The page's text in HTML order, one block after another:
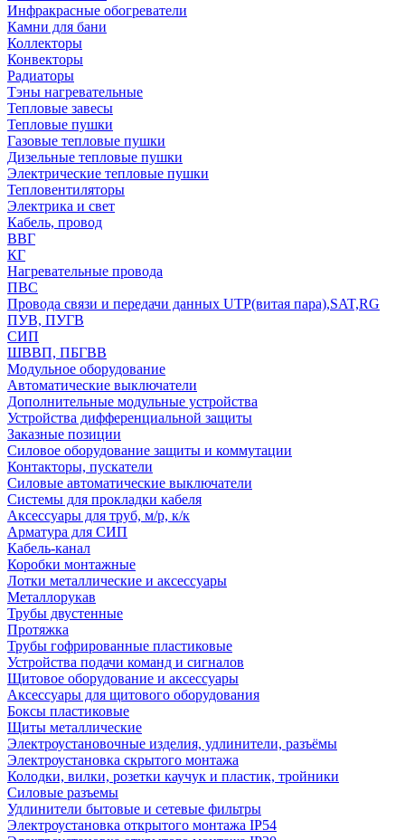
Инфракрасные обогреватели
Камни для бани
Коллекторы
Конвекторы
Радиаторы
Тэны нагревательные
Тепловые завесы
Тепловые пушки
Газовые тепловые пушки
Дизельные тепловые пушки
Электрические тепловые пушки
Тепловентиляторы
Электрика и свет
Кабель, провод
ВВГ
КГ
Нагревательные провода
ПВС
Провода связи и передачи данных UTP(витая пара),SAT,RG
ПУВ, ПУГВ
СИП
ШВВП, ПБГВВ
Модульное оборудование
Автоматические выключатели
Дополнительные модульные устройства
Устройства дифференциальной защиты
Заказные позиции
Силовое оборудование защиты и коммутации
Контакторы, пускатели
Силовые автоматические выключатели
Системы для прокладки кабеля
Аксессуары для труб, м/р, к/к
Арматура для СИП
Кабель-канал
Коробки монтажные
Лотки металлические и аксессуары
Металлорукав
Трубы двустенные
Протяжка
Трубы гофрированные пластиковые
Устройства подачи команд и сигналов
Щитовое оборудование и аксессуары
Аксессуары для щитового оборудования
Боксы пластиковые
Щиты металлические
Электроустановочные изделия, удлинители, разъёмы
Электроустановка скрытого монтажа
Колодки, вилки, розетки каучук и пластик, тройники
Силовые разъемы
Удлинители бытовые и сетевые фильтры
Электроустановка открытого монтажа IP54